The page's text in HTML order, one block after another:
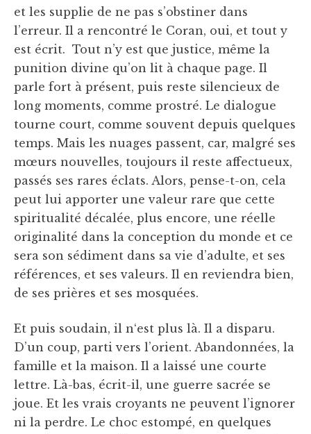
et les supplie de ne pas s’obstiner dans
l’erreur. Il a rencontré le Coran, oui, et tout y
est écrit. Tout n’y est que justice, même la
punition divine qu’on lit à chaque page. Il
parle fort à présent, puis reste silencieux de
long moments, comme prostré. Le dialogue
tourne court, comme souvent depuis quelques
temps. Mais les nuages passent, car, malgré ses
mœurs nouvelles, toujours il reste affectueux,
passés ses rares éclats. Alors, pense-t-on, cela
peut lui apporter une valeur rare que cette
spiritualité décalée, plus encore, une réelle
originalité dans la conception du monde et ce
sera son sédiment dans sa vie d’adulte, et ses
références, et ses valeurs. Il en reviendra bien,
de ses prières et ses mosquées.
Et puis soudain, il n‘est plus là. Il a disparu.
D’un coup, parti vers l’orient. Abandonnées, la
famille et la maison. Il a laissé une courte
lettre. Là-bas, écrit-il, une guerre sacrée se
joue. Et les vrais croyants ne peuvent l’ignorer
ni la perdre. Le choc estompé, en quelques